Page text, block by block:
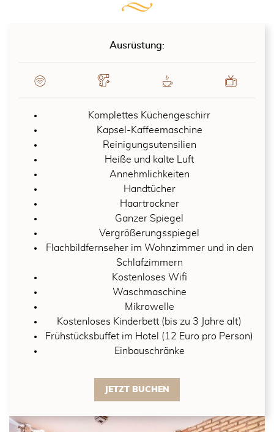
Ausrüstung:
Komplettes Küchengeschirr
Kapsel-Kaffeemaschine
Reinigungsutensilien
Heiße und kalte Luft
Annehmlichkeiten
Handtücher
Haartrockner
Ganzer Spiegel
Vergrößerungsspiegel
Flachbildfernseher im Wohnzimmer und in den
Schlafzimmern
Kostenloses Wifi
Waschmaschine
Mikrowelle
Kostenloses Kinderbett (bis zu 3 Jahre alt)
Frühstücksbuffet im Hotel (12 Euro pro Person)
Einbauschränke
JETZT BUCHEN